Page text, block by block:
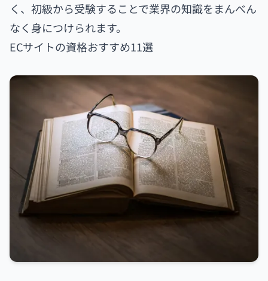
く、初級から受験することで業界の知識をまんべん
なく身につけられます。
ECサイトの資格おすすめ11選